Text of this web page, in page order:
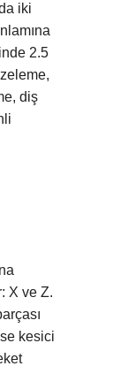
iki
2.5
diş
X ve Z.
kesici